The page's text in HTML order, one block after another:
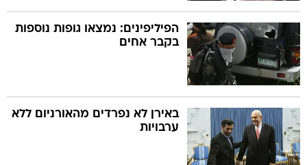
הפיליפינים: נמצאו גופות נוספות
בקבר אחים
באירן לא נפרדים מהאורניום ללא
ערבויות